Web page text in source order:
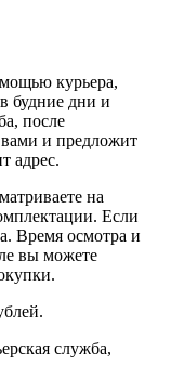
курьера,
будние дни и
после
вами и предложит
адрес.
на
Если
Время осмотра и
вы можете
служба,